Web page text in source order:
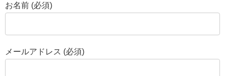
お名前 (必須)
メールアドレス (必須)